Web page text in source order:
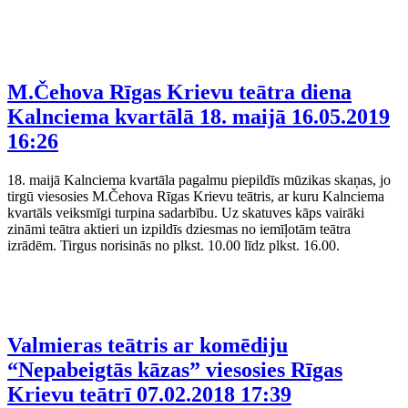
M.Čehova Rīgas Krievu teātra diena
Kalnciema kvartālā 18. maijā 16.05.2019
16:26
18. maijā Kalnciema kvartāla pagalmu piepildīs mūzikas skaņas, jo
tirgū viesosies M.Čehova Rīgas Krievu teātris, ar kuru Kalnciema
kvartāls veiksmīgi turpina sadarbību. Uz skatuves kāps vairāki
zināmi teātra aktieri un izpildīs dziesmas no iemīļotām teātra
izrādēm. Tirgus norisinās no plkst. 10.00 līdz plkst. 16.00.
Valmieras teātris ar komēdiju
“Nepabeigtās kāzas” viesosies Rīgas
Krievu teātrī 07.02.2018 17:39